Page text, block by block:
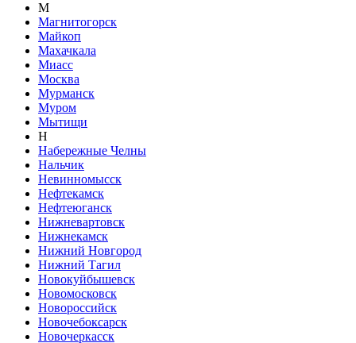
М
Магнитогорск
Майкоп
Махачкала
Миасс
Москва
Мурманск
Муром
Мытищи
Н
Набережные Челны
Нальчик
Невинномысск
Нефтекамск
Нефтеюганск
Нижневартовск
Нижнекамск
Нижний Новгород
Нижний Тагил
Новокуйбышевск
Новомосковск
Новороссийск
Новочебоксарск
Новочеркасск